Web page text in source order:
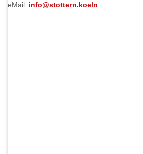
eMail: info@stottern.koeln